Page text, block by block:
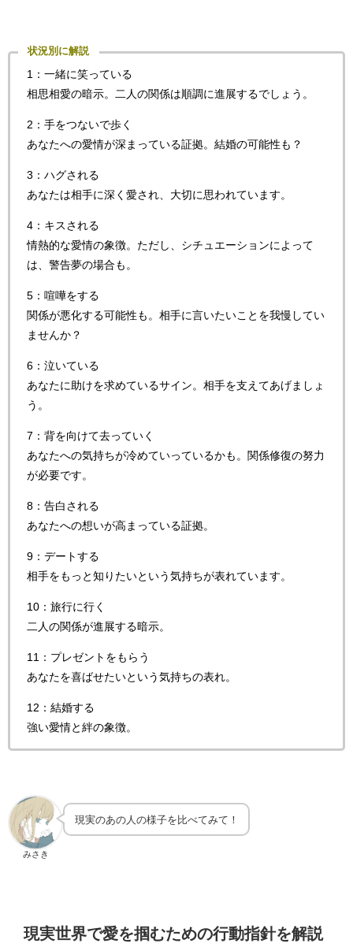
状況別に解説
1：一緒に笑っている
相思相愛の暗示。二人の関係は順調に進展するでしょう。
2：手をつないで歩く
あなたへの愛情が深まっている証拠。結婚の可能性も？
3：ハグされる
あなたは相手に深く愛され、大切に思われています。
4：キスされる
情熱的な愛情の象徴。ただし、シチュエーションによって
は、警告夢の場合も。
5：喧嘩をする
関係が悪化する可能性も。相手に言いたいことを我慢してい
ませんか？
6：泣いている
あなたに助けを求めているサイン。相手を支えてあげましょ
う。
7：背を向けて去っていく
あなたへの気持ちが冷めていっているかも。関係修復の努力
が必要です。
8：告白される
あなたへの想いが高まっている証拠。
9：デートする
相手をもっと知りたいという気持ちが表れています。
10：旅行に行く
二人の関係が進展する暗示。
11：プレゼントをもらう
あなたを喜ばせたいという気持ちの表れ。
12：結婚する
強い愛情と絆の象徴。
みさき
現実のあの人の様子を比べてみて！
現実世界で愛を掴むための行動指針を解説